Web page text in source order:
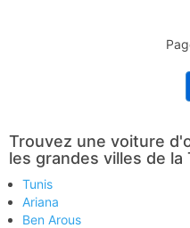
Trouvez une voiture
les grandes villes de la
Tunis
Ariana
Ben Arous